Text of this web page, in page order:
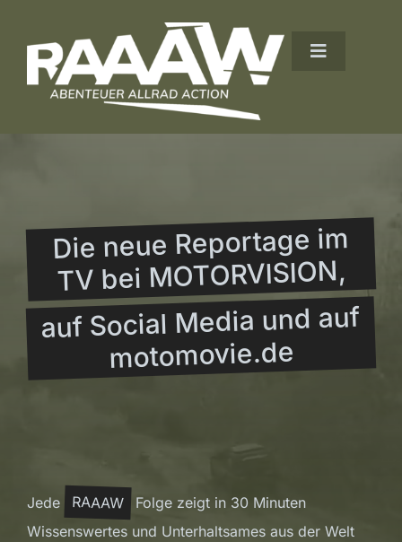
springen
Toggle
Unsere Gäste
Kontakt
Die neue Reportage im
TV bei MOTORVISION,
auf Social Media und auf
motomovie.de
Jede RAAAW
Folge zeigt in 30 Minuten
Wissenswertes und Unterhaltsames aus der Welt